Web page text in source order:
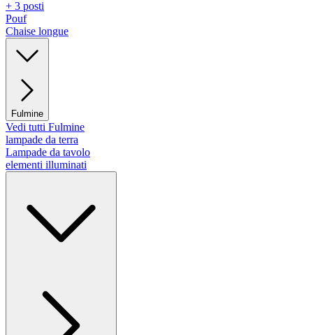
+ 3 posti
Pouf
Chaise longue
Fulmine
Vedi tutti Fulmine
lampade da terra
Lampade da tavolo
elementi illuminati